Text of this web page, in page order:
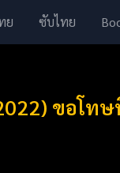
ย ซับไทย
ขอโ